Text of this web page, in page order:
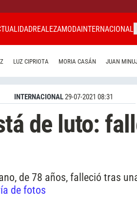
REALEZAMODAINTERNACIONAL
LUZ CIPRIOTA MORIA CASÁN JUAN
INTERNACIONAL29-07-2021 08:31
de luto:
de 78 años, falleció tras
de fotos